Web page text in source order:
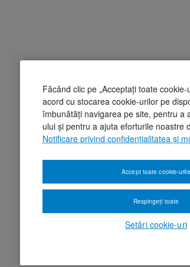
Făcând clic pe „Acceptați toate cookie-
acord cu stocarea cookie-urilor pe
îmbunătăți navigarea pe site, pentru a
ului și pentru a ajuta eforturile noastre
Notificare privind confidențialitatea și
Setări cookie-uri
Respingeți toate
Accept toate cookie-urile